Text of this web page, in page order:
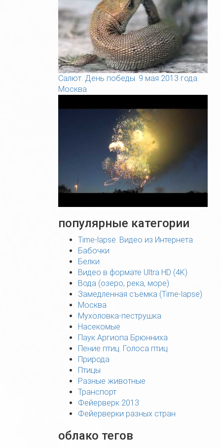
Салют. День победы. 9 мая 2013 года.
Москва
популярные категории
Time-lapse. Видео из Интернета
Бабочки
Белки
Видео в формате Ultra HD (4K)
Вода (озеро, река, море)
Замедленная съёмка (Time-lapse)
Москва
Мухоловка-пеструшка
Насекомые
Паук Аргиопа Брюнниха
Пение птиц. Голоса птиц
Природа
Птицы
Разные животные
Транспорт
Фейерверк 2013
Фейерверки разных стран
облако тегов